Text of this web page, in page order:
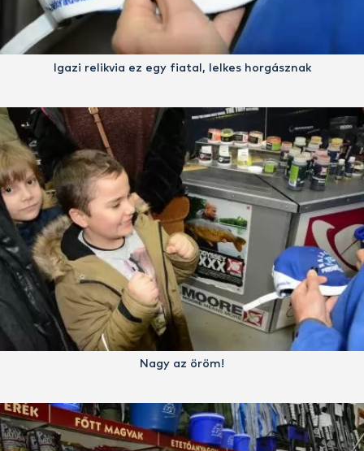
Igazi relikvia ez egy fiatal, lelkes horgásznak
Nagy az öröm!